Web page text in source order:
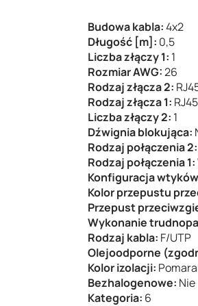
Budowa kabla:4x2
Długość [m]: 0,5
Liczba złączy 1: 1
Rozmiar AWG:26
Rodzaj złącza 2:
Rodzaj złącza 1:
Liczba złączy 2: 1
Dźwignia blokująca:
Rodzaj połączenia 2:
Rodzaj połączenia 1:
Konfiguracja
Kolor przepustu
Przepust
Wykonanie
Rodzaj kabla: F/UTP
Olejoodporne
Kolor izolacji:
Bezhalogenowe: Nie
Kategoria: 6